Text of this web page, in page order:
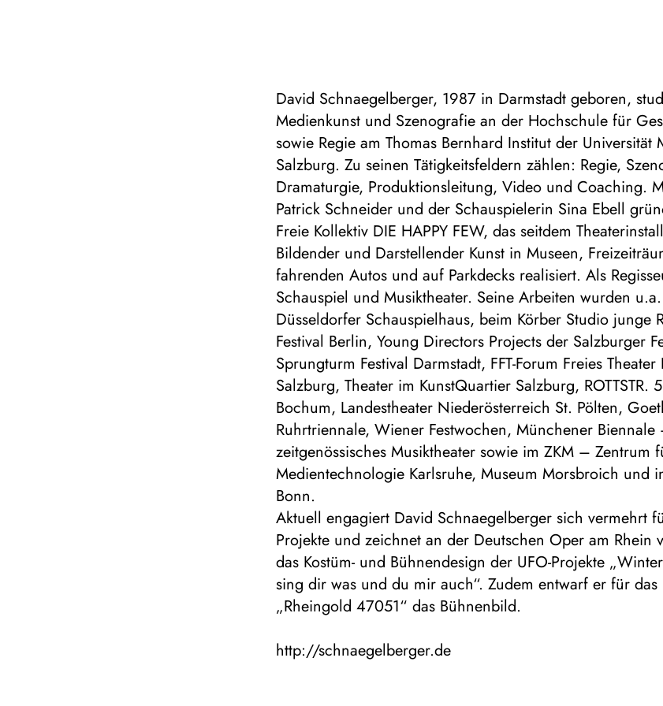
David Schnaegelberger, 1987 in Darmstadt geboren,
Medienkunst und Szenografie an der Hochschule für
sowie Regie am Thomas Bernhard Institut der Universität
Salzburg. Zu seinen Tätigkeitsfeldern zählen: Regie,
Dramaturgie, Produktionsleitung, Video und Coaching.
Patrick Schneider und der Schauspielerin Sina Ebell
Freie Kollektiv DIE HAPPY FEW, das seitdem
Bildender und Darstellender Kunst in Museen,
fahrenden Autos und auf Parkdecks realisiert. Als
Schauspiel und Musiktheater. Seine Arbeiten wurden
Düsseldorfer Schauspielhaus, beim Körber Studio junge
Festival Berlin, Young Directors Projects der Salzburger
Sprungturm Festival Darmstadt, FFT-Forum Freies
Salzburg, Theater im KunstQuartier Salzburg, ROTTSTR. 5
Bochum, Landestheater Niederösterreich St. Pölten,
Ruhrtriennale, Wiener Festwochen, Münchener
zeitgenössisches Musiktheater sowie im ZKM – Zentrum
Medientechnologie Karlsruhe, Museum Morsbroich und
Bonn.
Aktuell engagiert David Schnaegelberger sich vermehrt
Projekte und zeichnet an der Deutschen Oper am Rhein
das Kostüm- und Bühnendesign der UFO-Projekte
sing dir was und du mir auch“. Zudem entwarf er für das
„Rheingold 47051“ das Bühnenbild.
http://schnaegelberger.de